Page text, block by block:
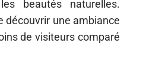
beautés naturelles.
découvrir une ambiance
de visiteurs comparé